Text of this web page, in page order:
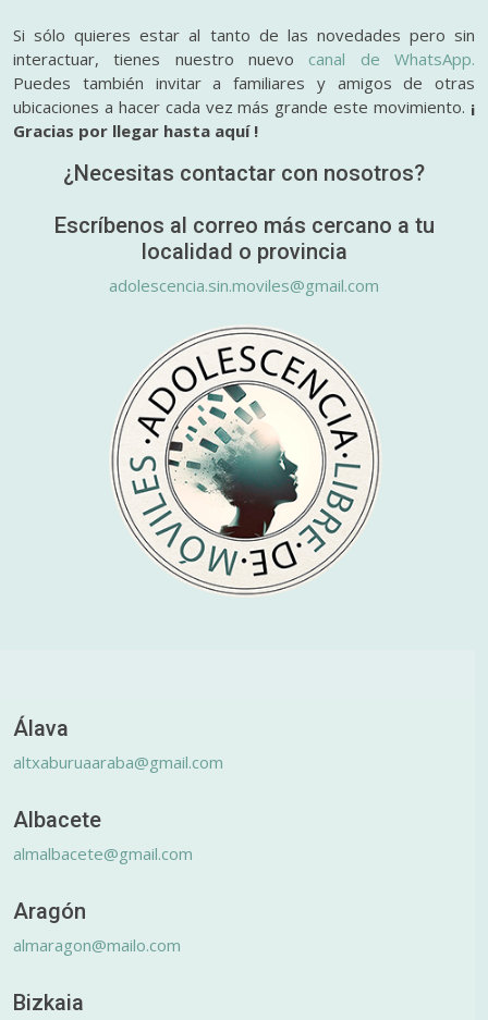
Si sólo quieres estar al tanto de las novedades pero sin
interactuar, tienes nuestro nuevo canal de WhatsApp.
Puedes también invitar a familiares y amigos de otras
ubicaciones a hacer cada vez más grande este movimiento. ¡
Gracias por llegar hasta aquí !
¿Necesitas contactar con nosotros?
Escríbenos al correo más cercano a tu
localidad o provincia
adolescencia.sin.moviles@gmail.com
Álava
altxaburuaaraba@gmail.com
Albacete
almalbacete@gmail.com
Aragón
almaragon@mailo.com
Bizkaia